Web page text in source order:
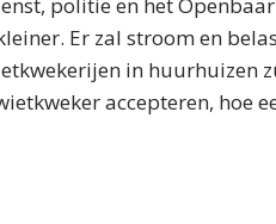
Er zal stroom en
in huurhuizen
accepteren, hoe